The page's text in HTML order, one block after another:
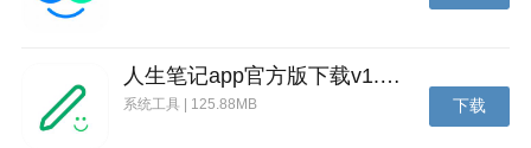
人生笔记app官方版下载v1.19.4 安卓版
系统工具 | 125.88MB 下载